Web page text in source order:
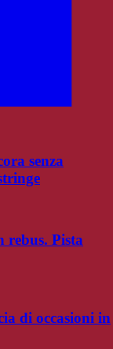
senza
rebus. Pista
di occasioni in